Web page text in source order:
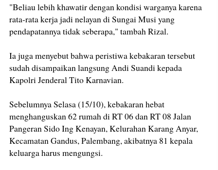
"Beliau lebih khawatir dengan kondisi warganya karena
rata-rata kerja jadi nelayan di Sungai Musi yang
pendapatannya tidak seberapa," tambah Rizal.
Ia juga menyebut bahwa peristiwa kebakaran tersebut
sudah disampaikan langsung Andi Suandi kepada
Kapolri Jenderal Tito Karnavian.
Sebelumnya Selasa (15/10), kebakaran hebat
menghanguskan 62 rumah di RT 06 dan RT 08 Jalan
Pangeran Sido Ing Kenayan, Kelurahan Karang Anyar,
Kecamatan Gandus, Palembang, akibatnya 81 kepala
keluarga harus mengungsi.